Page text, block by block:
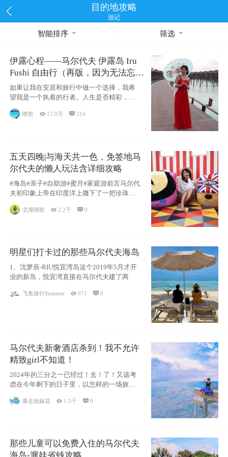
目的地攻略
游记
智能排序 筛选
伊露心程——马尔代夫 伊露岛 Iru
Fushi 自由行（再版，因为无法忘却
的留恋）
如果让我在安居和旅行中做一个选择，我希
望我是一个执着的行者。人生是否精彩，都
源于自己
唯歆  12.0万  314
五天四晚|与海天共一色，免签地马
尔代夫的懒人玩法含详细攻略
#海岛#亲子#自助游#蜜月#家庭游前言马尔代
夫初印象上帝在印度洋上撒下了一把珍珠，
北海情歌 2.2千 0
明星们打卡过的那些马尔代夫海岛
1、沈梦辰-RIU悦宜湾岛这个2019年5月才开
业的新岛，悦宜湾直接在马尔代夫建了两
飞鱼旅行Summer 971 0
马尔代夫新奢酒店杀到！我不允许
精致girl不知道！
2024年的三分之一已经过！去！了！又该考
虑在今年剩下的日子里，以怎样的一场旅行
暴走姐妹花  1.5千 0
那些儿童可以免费入住的马尔代夫